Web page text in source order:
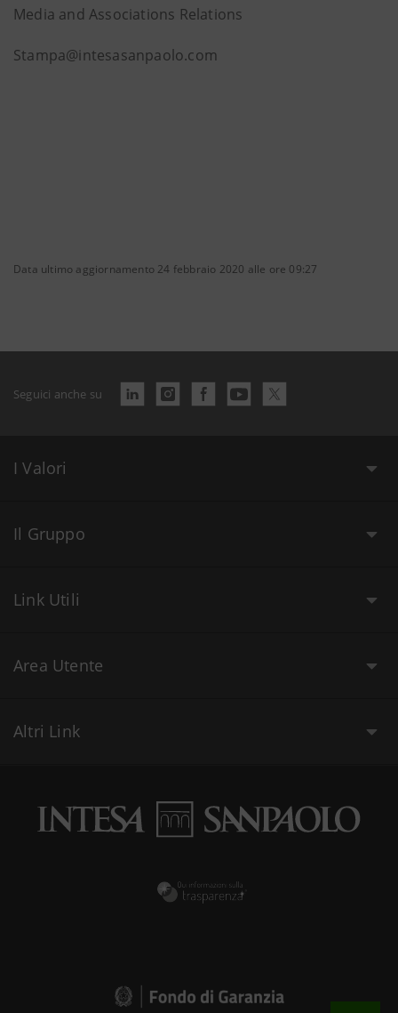
Media and Associations Relations
Stampa@intesasanpaolo.com
Data ultimo aggiornamento 24 febbraio 2020 alle ore 09:27
Seguici anche su
I Valori
Il Gruppo
Link Utili
Area Utente
Altri Link